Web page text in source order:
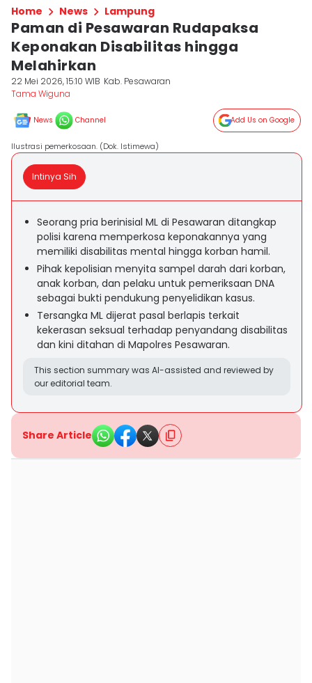
Home News Lampung
Paman di Pesawaran Rudapaksa
Keponakan Disabilitas hingga
Melahirkan
22 Mei 2026, 15:10 WIB Kab. Pesawaran
Tama Wiguna
News Channel Add Us on Google
Ilustrasi pemerkosaan. (Dok. Istimewa)
Intinya Sih
Seorang pria berinisial ML di Pesawaran ditangkap
polisi karena memperkosa keponakannya yang
memiliki disabilitas mental hingga korban hamil.
Pihak kepolisian menyita sampel darah dari korban,
anak korban, dan pelaku untuk pemeriksaan DNA
sebagai bukti pendukung penyelidikan kasus.
Tersangka ML dijerat pasal berlapis terkait
kekerasan seksual terhadap penyandang disabilitas
dan kini ditahan di Mapolres Pesawaran.
This section summary was AI-assisted and reviewed by
our editorial team.
Share Article